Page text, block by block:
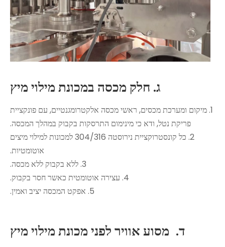
ג. חלק מכסה במכונת מילוי מיץ
1. מיקום ומערכת מכסים, ראשי מכסה אלקטרומגנטיים, עם פונקציית
פריקת נטל, ודא כי מינימום התרסקות בקבוק במהלך המכסה.
2. כל קונסטרוקציית נירוסטה 304/316 למכונות למילוי מיצים
אוטומטיות.
3. ללא בקבוק ללא מכסה.
4. עצירה אוטומטית כאשר חסר בקבוק.
5. אפקט המכסה יציב ואמין.
ד. מסוע אוויר לפני מכונת מילוי מיץ